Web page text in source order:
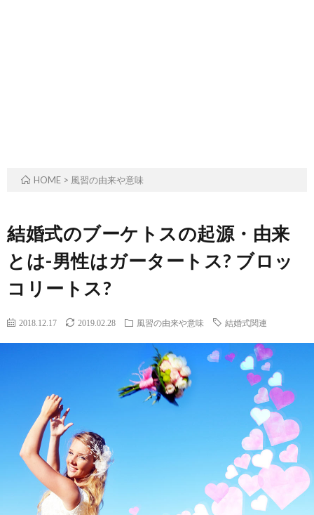
HOME > 風習の由来や意味
結婚式のブーケトスの起源・由来
とは-男性はガータートス? ブロッ
コリートス?
2018.12.17 2019.02.28 風習の由来や意味 結婚式関連